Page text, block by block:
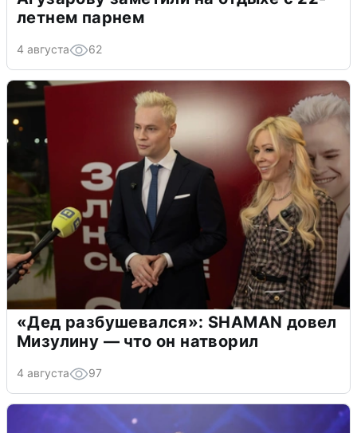
летнем парнем
4 августа 62
«Дед разбушевался»: SHAMAN довел
Мизулину — что он натворил
4 августа 97